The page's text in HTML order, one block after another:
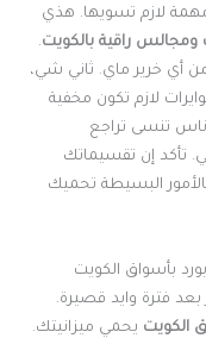
لازم تسويها. هذي
راقية بالكويت.
أي خرير ماي. ثاني شي،
لازم تكون مخفية
ناس تنسى تراجع
تأكد إن تقسيماتك
البسيطة تحميك
بأسواق الكويت
بعد فترة وايد قصيرة.
الكويت يحمي ميزانيتك.